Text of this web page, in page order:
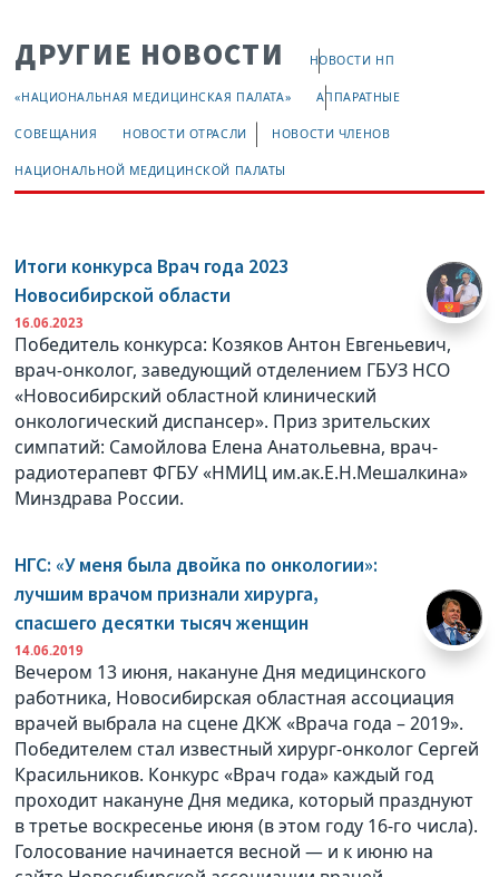
ДРУГИЕ НОВОСТИ НОВОСТИ НП
«НАЦИОНАЛЬНАЯ МЕДИЦИНСКАЯ ПАЛАТА» АППАРАТНЫЕ
СОВЕЩАНИЯ НОВОСТИ ОТРАСЛИ НОВОСТИ ЧЛЕНОВ
НАЦИОНАЛЬНОЙ МЕДИЦИНСКОЙ ПАЛАТЫ
Итоги конкурса Врач года 2023
Новосибирской области
16.06.2023
Победитель конкурса: Козяков Антон Евгеньевич,
врач-онколог, заведующий отделением ГБУЗ НСО
«Новосибирский областной клинический
онкологический диспансер». Приз зрительских
симпатий: Самойлова Елена Анатольевна, врач-
радиотерапевт ФГБУ «НМИЦ им.ак.Е.Н.Мешалкина»
Минздрава России.
НГС: «У меня была двойка по онкологии»:
лучшим врачом признали хирурга,
спасшего десятки тысяч женщин
14.06.2019
Вечером 13 июня, накануне Дня медицинского
работника, Новосибирская областная ассоциация
врачей выбрала на сцене ДКЖ «Врача года – 2019».
Победителем стал известный хирург-онколог Сергей
Красильников. Конкурс «Врач года» каждый год
проходит накануне Дня медика, который празднуют
в третье воскресенье июня (в этом году 16-го числа).
Голосование начинается весной — и к июню на